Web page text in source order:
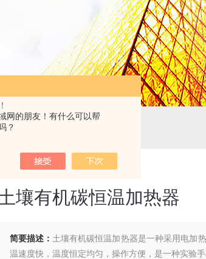
网的朋友！有什么可以帮
？
器
土壤有机碳恒温加热器
简要描述： 土壤有机碳恒温加热器是一种采用电加
温速度快，温度恒定均匀，操作方便，是一种实验